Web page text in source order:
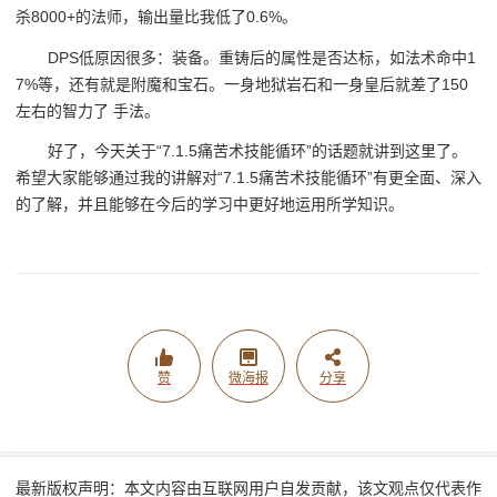
杀8000+的法师，输出量比我低了0.6%。
DPS低原因很多：装备。重铸后的属性是否达标，如法术命中1
7%等，还有就是附魔和宝石。一身地狱岩石和一身皇后就差了150
左右的智力了 手法。
好了，今天关于“7.1.5痛苦术技能循环”的话题就讲到这里了。
希望大家能够通过我的讲解对“7.1.5痛苦术技能循环”有更全面、深入
的了解，并且能够在今后的学习中更好地运用所学知识。
赞 微海报 分享
最新版权声明：本文内容由互联网用户自发贡献，该文观点仅代表作